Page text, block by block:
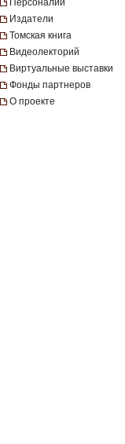
Персоналии
Издатели
Томская книга
Видеолекторий
Виртуальные выставки
Фонды партнеров
О проекте